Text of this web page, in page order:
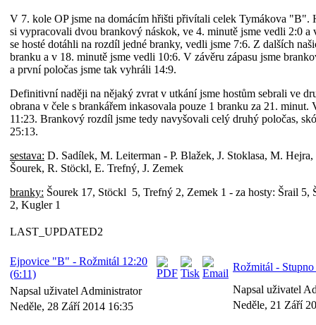
V 7. kole OP jsme na domácím hřišti přivítali celek Tymákova "B".
si vypracovali dvou brankový náskok, ve 4. minutě jsme vedli 2:0 a
se hosté dotáhli na rozdíl jedné branky, vedli jsme 7:6. Z dalších
branku a v 18. minutě jsme vedli 10:6. V závěru zápasu jsme
a první poločas jsme tak vyhráli 14:9.
Definitivní naději na nějaký zvrat v utkání jsme hostům sebrali ve
obrana v čele s brankářem inkasovala pouze 1 branku za 21. minut.
11:23. Brankový rozdíl jsme tedy navyšovali celý druhý poločas,
25:13.
sestava: D. Sadílek, M. Leiterman - P. Blažek, J. Stoklasa, M. Hejra,
Šourek, R. Stöckl, E. Trefný, J. Zemek
branky: Šourek 17, Stöckl 5, Trefný 2, Zemek 1 - za hosty: Šrail
2, Kugler 1
LAST_UPDATED2
Ejpovice "B" - Rožmitál 12:20
(6:11)
Napsal uživatel Administrator
Neděle, 28 Září 2014 16:35
Rožmitál -
Napsal uživatel
Neděle, 21 Září